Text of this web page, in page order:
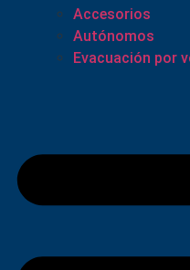
Accesorios
Autónomos
Evacuación por